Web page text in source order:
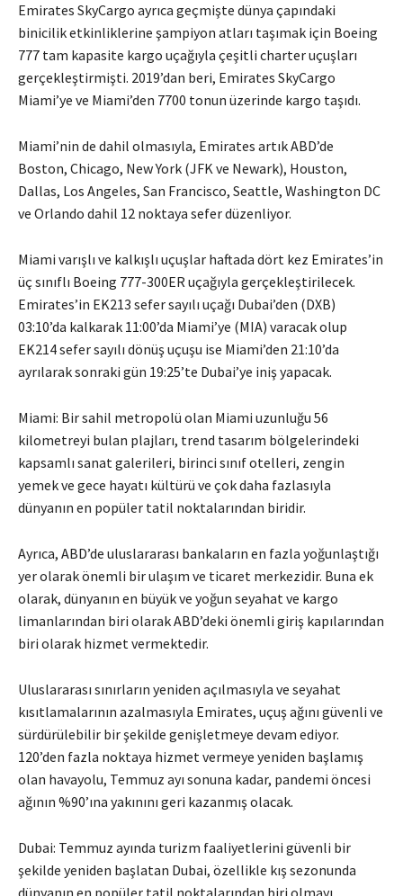
Emirates SkyCargo ayrıca geçmişte dünya çapındaki
binicilik etkinliklerine şampiyon atları taşımak için Boeing
777 tam kapasite kargo uçağıyla çeşitli charter uçuşları
gerçekleştirmişti. 2019’dan beri, Emirates SkyCargo
Miami’ye ve Miami’den 7700 tonun üzerinde kargo taşıdı.
Miami’nin de dahil olmasıyla, Emirates artık ABD’de
Boston, Chicago, New York (JFK ve Newark), Houston,
Dallas, Los Angeles, San Francisco, Seattle, Washington DC
ve Orlando dahil 12 noktaya sefer düzenliyor.
Miami varışlı ve kalkışlı uçuşlar haftada dört kez Emirates’in
üç sınıflı Boeing 777-300ER uçağıyla gerçekleştirilecek.
Emirates’in EK213 sefer sayılı uçağı Dubai’den (DXB)
03:10’da kalkarak 11:00’da Miami’ye (MIA) varacak olup
EK214 sefer sayılı dönüş uçuşu ise Miami’den 21:10’da
ayrılarak sonraki gün 19:25’te Dubai’ye iniş yapacak.
Miami: Bir sahil metropolü olan Miami uzunluğu 56
kilometreyi bulan plajları, trend tasarım bölgelerindeki
kapsamlı sanat galerileri, birinci sınıf otelleri, zengin
yemek ve gece hayatı kültürü ve çok daha fazlasıyla
dünyanın en popüler tatil noktalarından biridir.
Ayrıca, ABD’de uluslararası bankaların en fazla yoğunlaştığı
yer olarak önemli bir ulaşım ve ticaret merkezidir. Buna ek
olarak, dünyanın en büyük ve yoğun seyahat ve kargo
limanlarından biri olarak ABD’deki önemli giriş kapılarından
biri olarak hizmet vermektedir.
Uluslararası sınırların yeniden açılmasıyla ve seyahat
kısıtlamalarının azalmasıyla Emirates, uçuş ağını güvenli ve
sürdürülebilir bir şekilde genişletmeye devam ediyor.
120’den fazla noktaya hizmet vermeye yeniden başlamış
olan havayolu, Temmuz ayı sonuna kadar, pandemi öncesi
ağının %90’ına yakınını geri kazanmış olacak.
Dubai: Temmuz ayında turizm faaliyetlerini güvenli bir
şekilde yeniden başlatan Dubai, özellikle kış sezonunda